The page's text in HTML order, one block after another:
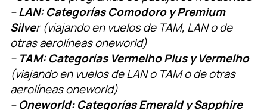
–LAN: Categorías Comodoro y Premium
Silver (viajando en vuelos de TAM, LAN o de
otras aerolíneas oneworld)
–TAM: Categorías Vermelho Plus y Vermelho
(viajando en vuelos de LAN o TAM o de otras
aerolíneas oneworld)
–Oneworld: Categorías Emerald y Sapphire